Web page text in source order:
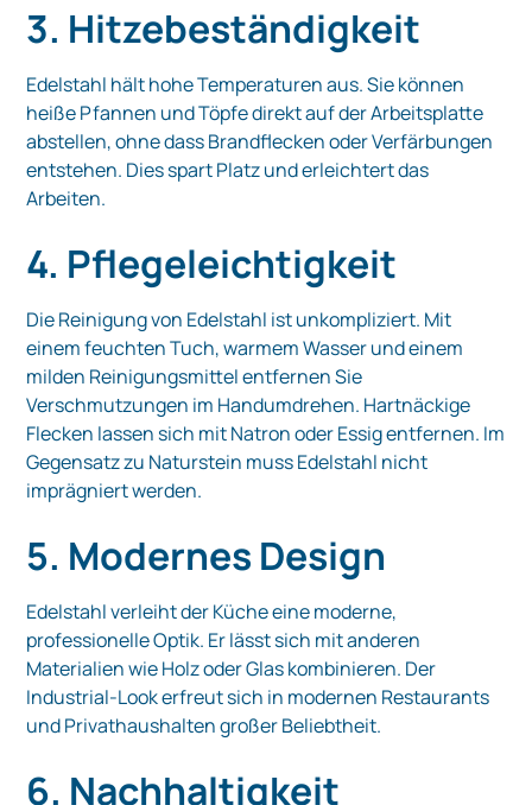
3. Hitzebeständigkeit
Edelstahl hält hohe Temperaturen aus. Sie können
heiße Pfannen und Töpfe direkt auf der Arbeitsplatte
abstellen, ohne dass Brandflecken oder Verfärbungen
entstehen. Dies spart Platz und erleichtert das
Arbeiten.
4. Pflegeleichtigkeit
Die Reinigung von Edelstahl ist unkompliziert. Mit
einem feuchten Tuch, warmem Wasser und einem
milden Reinigungsmittel entfernen Sie
Verschmutzungen im Handumdrehen. Hartnäckige
Flecken lassen sich mit Natron oder Essig entfernen. Im
Gegensatz zu Naturstein muss Edelstahl nicht
imprägniert werden.
5. Modernes Design
Edelstahl verleiht der Küche eine moderne,
professionelle Optik. Er lässt sich mit anderen
Materialien wie Holz oder Glas kombinieren. Der
Industrial‑Look erfreut sich in modernen Restaurants
und Privathaushalten großer Beliebtheit.
6. Nachhaltigkeit